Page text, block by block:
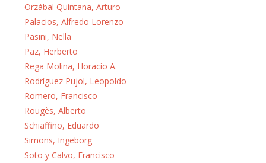
Orzábal Quintana, Arturo
Palacios, Alfredo Lorenzo
Pasini, Nella
Paz, Herberto
Rega Molina, Horacio A.
Rodríguez Pujol, Leopoldo
Romero, Francisco
Rougès, Alberto
Schiaffino, Eduardo
Simons, Ingeborg
Soto y Calvo, Francisco